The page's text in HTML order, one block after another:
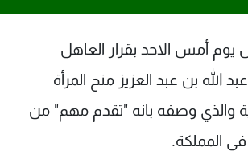
يوم أمس الاحد بقرار العاهل
الله بن عبد العزيز منح المرأة
والذي وصفه بانه "تقدم مهم" من
المملكة.
وظائف
تواصل معنا
سياسة الخصوصية